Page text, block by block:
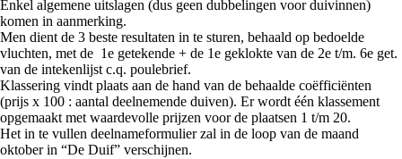
Enkel algemene uitslagen (dus geen dubbelingen voor duivinnen)
komen in aanmerking.
Men dient de 3 beste resultaten in te sturen, behaald op bedoelde
vluchten, met de 1e getekende + de 1e geklokte van de 2e t/m. 6e get.
van de intekenlijst c.q. poulebrief.
Klassering vindt plaats aan de hand van de behaalde coëfficiënten
(prijs x 100 : aantal deelnemende duiven). Er wordt één klassement
opgemaakt met waardevolle prijzen voor de plaatsen 1 t/m 20.
Het in te vullen deelnameformulier zal in de loop van de maand
oktober in “De Duif” verschijnen.